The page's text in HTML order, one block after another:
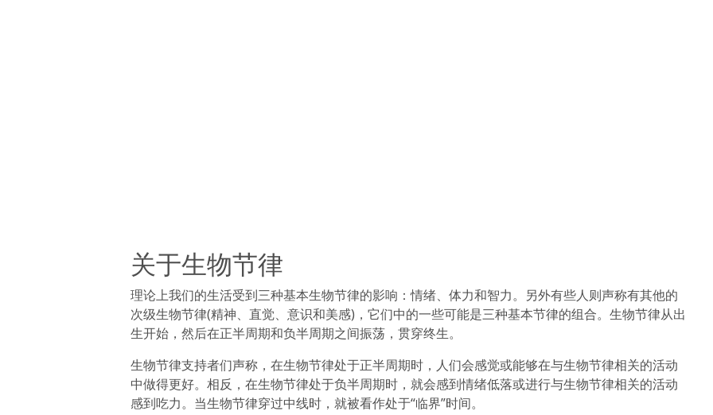
关于生物节律
理论上我们的生活受到三种基本生物节律的影响：情绪、体力和智力。另外有些人则声称有其他的
次级生物节律(精神、直觉、意识和美感)，它们中的一些可能是三种基本节律的组合。生物节律从出
生开始，然后在正半周期和负半周期之间振荡，贯穿终生。
生物节律支持者们声称，在生物节律处于正半周期时，人们会感觉或能够在与生物节律相关的活动
中做得更好。相反，在生物节律处于负半周期时，就会感到情绪低落或进行与生物节律相关的活动
感到吃力。当生物节律穿过中线时，就被看作处于“临界”时间。